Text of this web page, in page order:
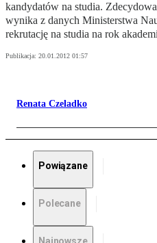
kandydatów na studia.
wynika z danych Ministerstwa
rekrutację na studia na rok
Publikacja: 20.01.2012 01:57
Renata Czeladko
Powiązane
Polecane